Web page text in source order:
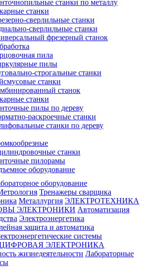
станки по металлу
станки
сверлильные станки
сверлильные станки
фрезерный станок
пила
пилы
строгальные станки
станки
станок
станки
пилы по дереву
раскроечные станки
станки по дереву
станки
пилорамы
оборудование
оборудование
Тренажеры сварщика
Металлургия ЭЛЕКТРОТЕХНИКА
ЭЛЕКТРОНИКИ Автоматизация
Электроэнергетика
защита и автоматика
системы
ЭЛЕКТРОНИКА
жизнедеятельности Лабораторные